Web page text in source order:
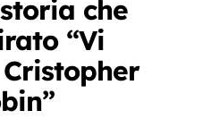
che
“Vi